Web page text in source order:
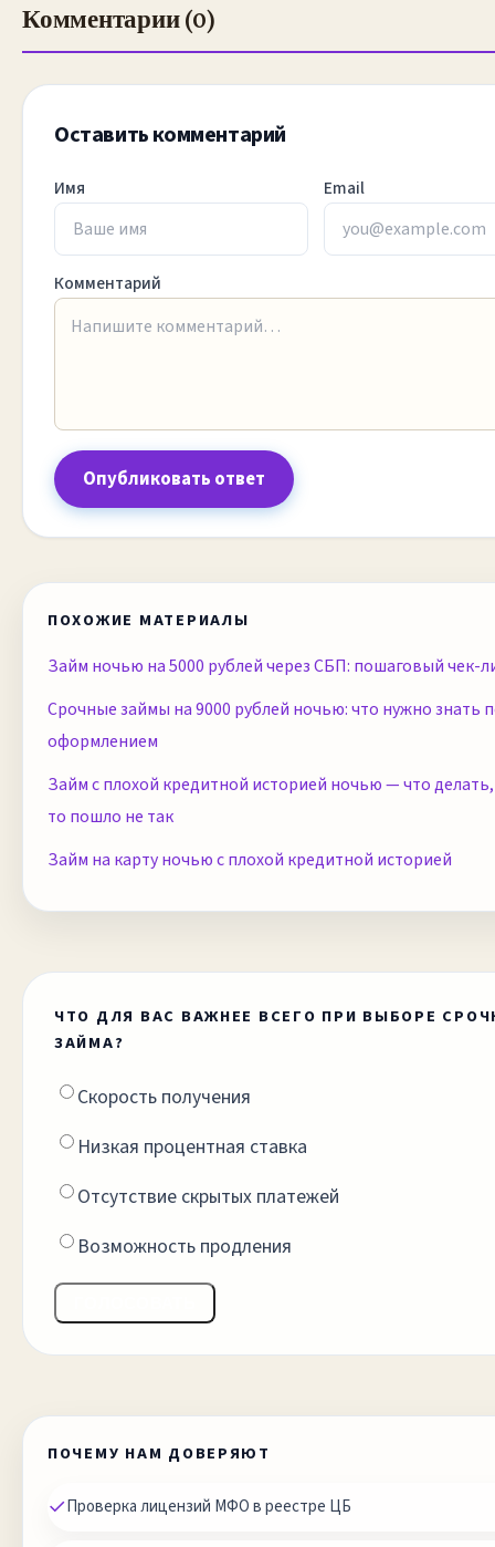
Комментарии (0)
Оставить комментарий
Имя Email
Комментарий
Опубликовать ответ
ПОХОЖИЕ МАТЕРИАЛЫ
Займ ночью на 5000 рублей через СБП: пошаговый чек-
Срочные займы на 9000 рублей ночью: что нужно знать
оформлением
Займ с плохой кредитной историей ночью — что
то пошло не так
Займ на карту ночью с плохой кредитной историей
ЧТО ДЛЯ ВАС ВАЖНЕЕ ВСЕГО ПРИ ВЫБОРЕ
ЗАЙМА?
Скорость получения
Низкая процентная ставка
Отсутствие скрытых платежей
Возможность продления
ПОЧЕМУ НАМ ДОВЕРЯЮТ
✓Проверка лицензий МФО в реестре ЦБ